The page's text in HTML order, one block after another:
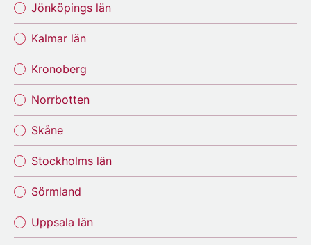
Jönköpings län
Kalmar län
Kronoberg
Norrbotten
Skåne
Stockholms län
Sörmland
Uppsala län